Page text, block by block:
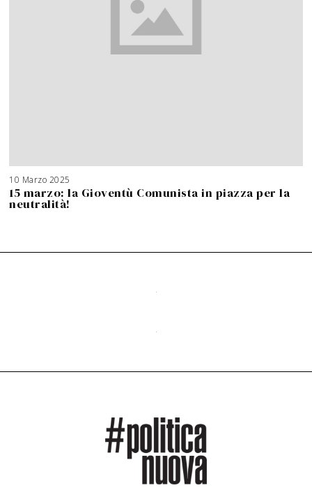
10 Marzo 2025
15 marzo: la Gioventù Comunista in piazza per la
neutralità!